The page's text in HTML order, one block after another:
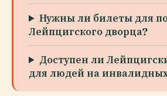
Нужны ли билеты для
Лейпцигского дворца?
Доступен ли
для людей на